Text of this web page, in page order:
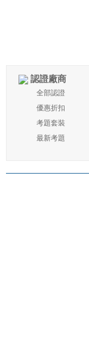
認證廠商
全部認證
優惠折扣
考題套裝
最新考題